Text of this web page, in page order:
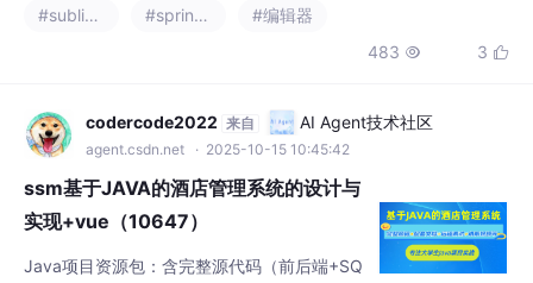
读。这其实是因为日志中包含了 ANSI 转义码，普通文本编辑器不
会自动解析这些颜色码。别担心！只需一个插件，就能让 Sublime
#编辑器
483  3 
codercode2022 来自 AI Agent技术社区
agent.csdn.net · 2025-10-15 10:45:42
ssm基于JAVA的酒店管理系统的设计与
实现+vue（10647）
Java项目资源包：含完整源代码（前后端+SQ